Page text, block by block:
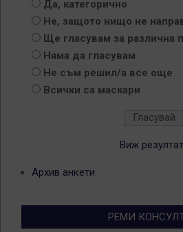
Да, категорично
Не, защото нищо не
Ще гласувам за различна
Няма да гласувам
Не съм решил/а все още
Всички са маскари
Виж
Архив анкети
РЕМИ